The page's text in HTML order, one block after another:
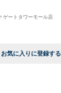
ゲートタワーモール店
お気に入りに登録する